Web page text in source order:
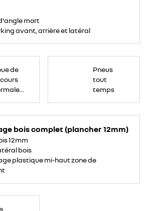
mort
avant, arrière et latéral
de
Pneus
tout
temps
bois complet (plancher 12mm)
12mm
bois
plastique mi-haut zone de